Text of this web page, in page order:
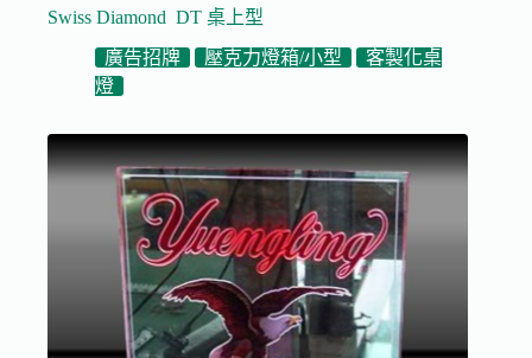
Swiss Diamond DT 桌上型
廣告招牌
壓克力燈箱/小型
客製化桌
燈